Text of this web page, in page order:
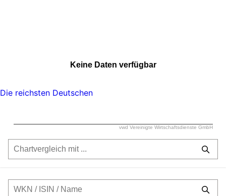
vwd Vereinigte Wirtschaftsdienste GmbH
Keine Daten verfügbar
Die reichsten Deutschen